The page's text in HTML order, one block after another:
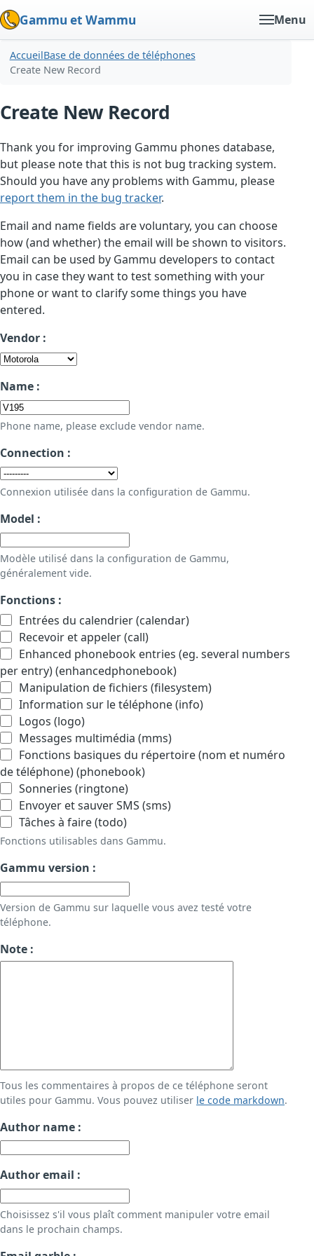
Gammu et Wammu Menu
AccueilBase de données de téléphones
Create New Record
Create New Record
Thank you for improving Gammu phones database,
but please note that this is not bug tracking system.
Should you have any problems with Gammu, please
report them in the bug tracker.
Email and name fields are voluntary, you can choose
how (and whether) the email will be shown to visitors.
Email can be used by Gammu developers to contact
you in case they want to test something with your
phone or want to clarify some things you have
entered.
Vendor :
Name :
Phone name, please exclude vendor name.
Connection :
Connexion utilisée dans la configuration de Gammu.
Model :
Modèle utilisé dans la configuration de Gammu,
généralement vide.
Fonctions :
Entrées du calendrier (calendar)
Recevoir et appeler (call)
Enhanced phonebook entries (eg. several numbers
per entry) (enhancedphonebook)
Manipulation de fichiers (filesystem)
Information sur le téléphone (info)
Logos (logo)
Messages multimédia (mms)
Fonctions basiques du répertoire (nom et numéro
de téléphone) (phonebook)
Sonneries (ringtone)
Envoyer et sauver SMS (sms)
Tâches à faire (todo)
Fonctions utilisables dans Gammu.
Gammu version :
Version de Gammu sur laquelle vous avez testé votre
téléphone.
Note :
Tous les commentaires à propos de ce téléphone seront
utiles pour Gammu. Vous pouvez utiliser le code markdown.
Author name :
Author email :
Choisissez s'il vous plaît comment manipuler votre email
dans le prochain champs.